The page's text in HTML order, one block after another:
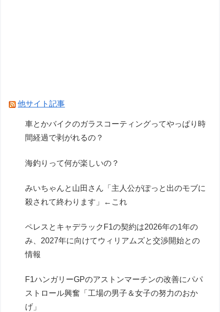
時間経過で剥がれるの？
Powered by livedoor 相互RSS
他サイト記事
車とかバイクのガラスコーティングってやっぱり時
間経過で剥がれるの？
海釣りって何が楽しいの？
みいちゃんと山田さん「主人公がぽっと出のモブに
殺されて終わります」←これ
ペレスとキャデラックF1の契約は2026年の1年の
み、2027年に向けてウィリアムズと交渉開始との
情報
F1ハンガリーGPのアストンマーチンの改善にパパ
ストロール興奮「工場の男子＆女子の努力のおか
げ」